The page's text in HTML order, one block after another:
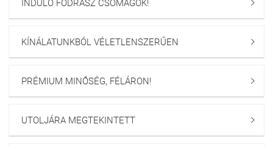
INDULÓ FODRÁSZ CSOMAGOK! 
KÍNÁLATUNKBÓL VÉLETLENSZERŰEN 
PRÉMIUM MINŐSÉG, FÉLÁRON! 
UTOLJÁRA MEGTEKINTETT 